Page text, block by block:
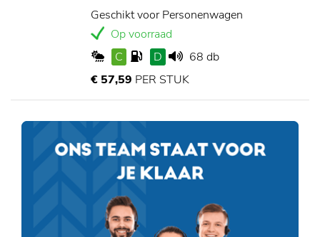
Geschikt voor Personenwagen
Op voorraad
C
D
68 db
€ 57,59 PER STUK